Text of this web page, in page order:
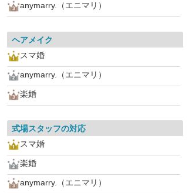
anymarry.（エニマリ）
ヘアメイク
スマ婚
anymarry.（エニマリ）
楽婚
式場スタッフの対応
スマ婚
楽婚
anymarry.（エニマリ）